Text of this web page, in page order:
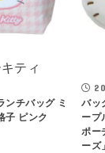
ティ
ンチバッグ ミ
子 ピンク
バッ
ープ
ポー
ーズ